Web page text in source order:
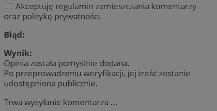
Akceptuję regulamin zamieszczania komentarzy
oraz politykę prywatności.
Błąd:
Wynik:
Opinia została pomyślnie dodana.
Po przeprowadzeniu weryfikacji, jej treść zostanie
udostępniona publicznie.
Trwa wysyłanie komentarza ...